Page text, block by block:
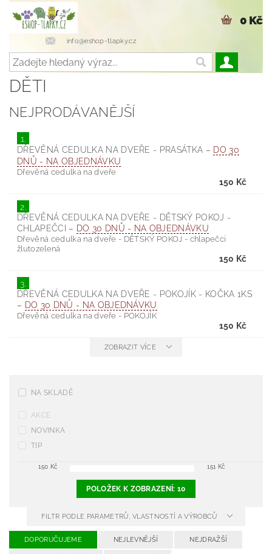
info@eshop-tlapky.cz
0 Kč
DĚTI
NEJPRODÁVANĚJŠÍ
1.
DŘEVĚNÁ CEDULKA NA DVEŘE - PRASÁTKA – DO 30
DNŮ - NA OBJEDNÁVKU
Dřevěná cedulka na dveře
150 Kč
2.
DŘEVĚNÁ CEDULKA NA DVEŘE - DĚTSKÝ POKOJ -
CHLAPEČCI – DO 30 DNŮ - NA OBJEDNÁVKU
Dřevěná cedulka na dveře - DĚTSKÝ POKOJ - chlapečci
žlutozelená
150 Kč
3.
DŘEVĚNÁ CEDULKA NA DVEŘE - POKOJÍK - KOČKA 1KS
– DO 30 DNŮ - NA OBJEDNÁVKU
Dřevěná cedulka na dveře - POKOJÍK
150 Kč
ZOBRAZIT VÍCE
NA SKLADĚ
AKCE
NOVINKA
TIP
150 Kč 151 Kč
POLOŽEK K ZOBRAZENÍ:10
FILTR PODLE PARAMETRŮ, VLASTNOSTÍ A VÝROBCŮ
DOPORUČUJEME NEJLEVNĚJŠÍ NEJDRAŽŠÍ